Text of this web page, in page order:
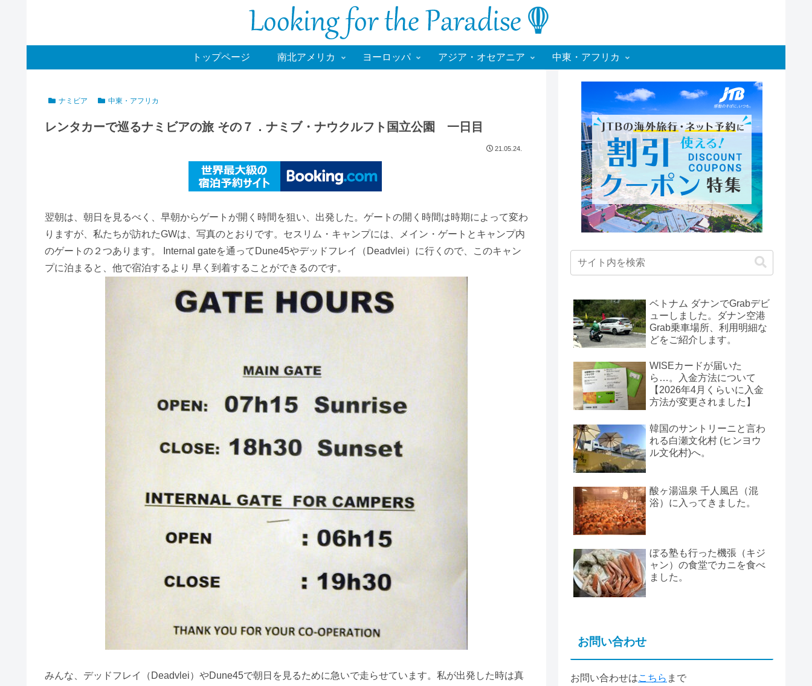
トップページ 南北アメリカ ヨーロッパ アジア・オセアニア 中東・アフリカ
ナミビア 中東・アフリカ
レンタカーで巡るナミビアの旅 その７．ナミブ・ナウクルフト国立公園 一日目
21.05.24.
翌朝は、朝日を見るべく、早朝からゲートが開く時間を狙い、出発した。ゲートの開く時間は時期によって変わ
りますが、私たちが訪れたGWは、写真のとおりです。セスリム・キャンプには、メイン・ゲートとキャンプ内
のゲートの２つあります。 Internal gateを通ってDune45やデッドフレイ（Deadvlei）に行くので、このキャン
プに泊まると、他で宿泊するより 早く到着することができるのです。
みんな、デッドフレイ（Deadvlei）やDune45で朝日を見るために急いで走らせています。私が出発した時は真
ベトナム ダナンでGrabデビ
ューしました。ダナン空港
Grab乗車場所、利用明細な
どをご紹介します。
WISEカードが届いた
ら…。入金方法について
【2026年4月くらいに入金
方法が変更されました】
韓国のサントリーニと言わ
れる白瀬文化村 (ヒンヨウ
ル文化村)へ。
酸ヶ湯温泉 千人風呂（混
浴）に入ってきました。
ぼる塾も行った機張（キジ
ャン）の食堂でカニを食べ
ました。
お問い合わせ
お問い合わせはこちら まで